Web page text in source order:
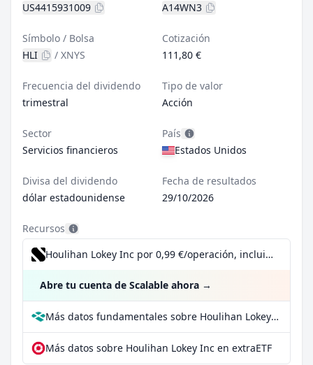
US4415931009
A14WN3
Símbolo / Bolsa
HLI
/ XNYS
Cotización
111,80 €
Frecuencia del dividendo
trimestral
Tipo de valor
Acción
Sector
Servicios financieros
País
Estados Unidos
Divisa del dividendo
dólar estadounidense
Fecha de resultados
29/10/2026
Recursos
Houlihan Lokey Inc por 0,99 €/operación, incluido el Dividend Reinvestment Plan
Abre tu cuenta de Scalable ahora →
Más datos fundamentales sobre Houlihan Lokey Inc en Parqet
Más datos sobre Houlihan Lokey Inc en extraETF